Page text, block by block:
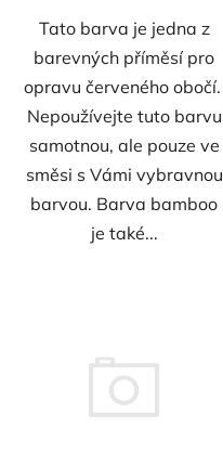
Tato barva je jedna z
barevných příměsí pro
opravu červeného obočí.
Nepoužívejte tuto barvu
samotnou, ale pouze ve
směsi s Vámi vybravnou
barvou. Barva bamboo
je také...